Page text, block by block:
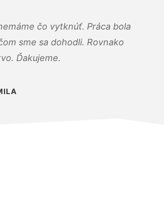
čo vytknúť. Práca bola
sme sa dohodli. Rovnako
Ďakujeme.